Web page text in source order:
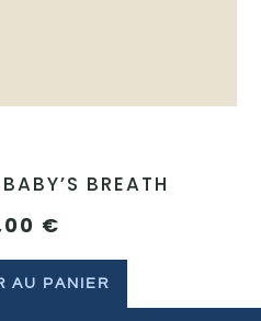
BREATH
€
AU PANIER